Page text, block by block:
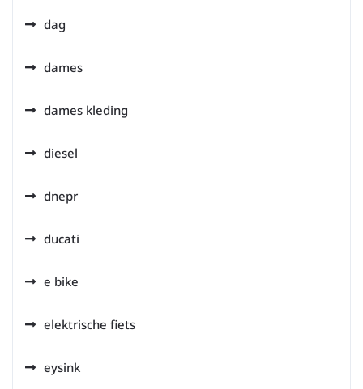
dag
dames
dames kleding
diesel
dnepr
ducati
e bike
elektrische fiets
eysink